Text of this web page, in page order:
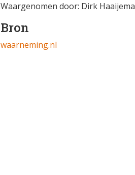
Waargenomen door: Dirk Haaijema
Bron
waarneming.nl